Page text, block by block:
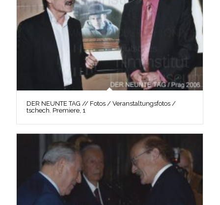
DER NEUNTE TAG // Fotos / Veranstaltungsfotos /
tschech. Premiere, 1